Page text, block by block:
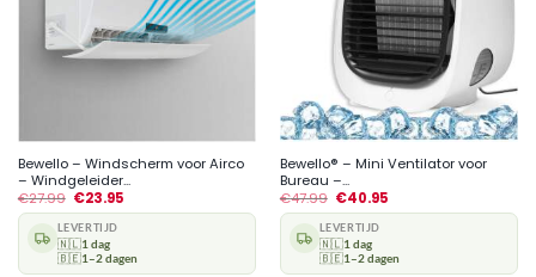
Bewello – Windscherm voor Airco
– Windgeleider...
€27.99 €23.95
LEVERTIJD
🇳🇱1 dag
🇧🇪1–2 dagen
Bewello® – Mini Ventilator voor
Bureau –...
€47.99 €40.95
LEVERTIJD
🇳🇱1 dag
🇧🇪1–2 dagen